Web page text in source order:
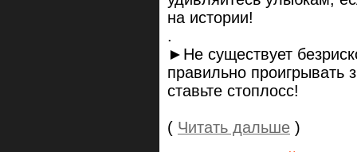
на истории!
.
►Не существует
правильно проигрывать
ставьте стоплосс!
( Читать дальше )